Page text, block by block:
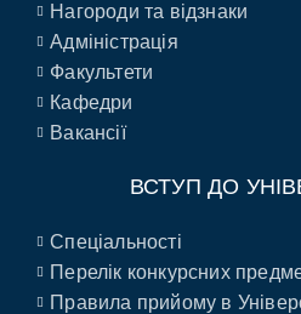
Нагороди та відзнаки
Адміністрація
Факультети
Кафедри
Вакансії
ВСТУП ДО
Спеціальності
Перелік конкурсних
Правила прийому в